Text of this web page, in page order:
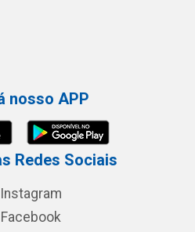
nosso APP
Redes Sociais
Instagram
Facebook